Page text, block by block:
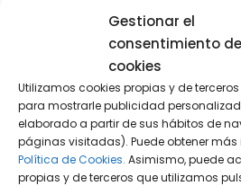
Gestionar el
consentimiento
cookies
Utilizamos cookies propias y de
para mostrarle publicidad
elaborado a partir de sus hábitos de
páginas visitadas). Puede obtener
Política de Cookies. Asimismo, puede
propias y de terceros que utilizamos
Buscador de artículos